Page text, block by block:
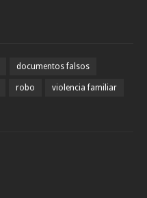
documentos falsos
robo violencia familiar